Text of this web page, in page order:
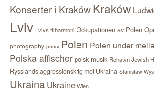
Konserter i KrakówKraków
Lviv Lvivs filharmoni Ockupationen av Polen
photography poesi Polen Polen under
Polska affischer polsk musik Rohatyn Jewish
Rysslands aggressionskrig mot Ukraina Stanisław
Ukraina Ukraine Wien